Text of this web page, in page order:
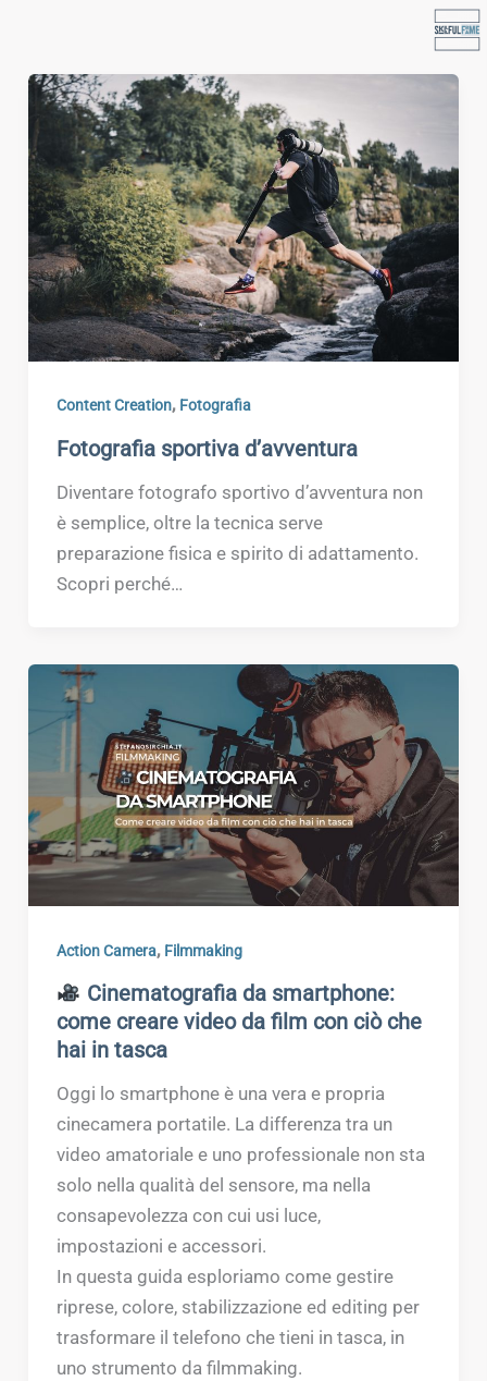
contenuto
Content Creation, Fotografia
Fotografia sportiva d’avventura
Diventare fotografo sportivo d’avventura non
è semplice, oltre la tecnica serve
preparazione fisica e spirito di adattamento.
Scopri perché…
Action Camera, Filmmaking
Cinematografia da smartphone:
come creare video da film con ciò che
hai in tasca
Oggi lo smartphone è una vera e propria
cinecamera portatile. La differenza tra un
video amatoriale e uno professionale non sta
solo nella qualità del sensore, ma nella
consapevolezza con cui usi luce,
impostazioni e accessori.
In questa guida esploriamo come gestire
riprese, colore, stabilizzazione ed editing per
trasformare il telefono che tieni in tasca, in
uno strumento da filmmaking.